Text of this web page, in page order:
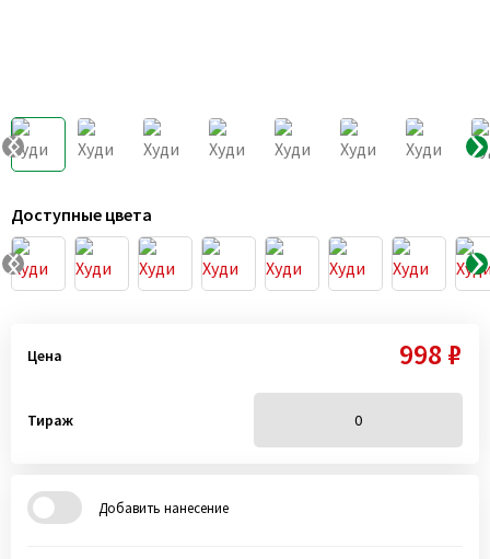
Доступные цвета
Цена 998 ₽
Тираж
Добавить нанесение